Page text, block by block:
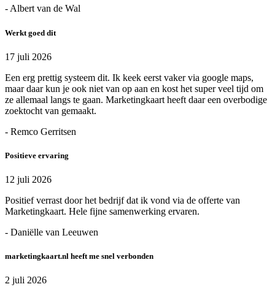
- Albert van de Wal
Werkt goed dit
17 juli 2026
Een erg prettig systeem dit. Ik keek eerst vaker via google maps,
maar daar kun je ook niet van op aan en kost het super veel tijd om
ze allemaal langs te gaan. Marketingkaart heeft daar een overbodige
zoektocht van gemaakt.
- Remco Gerritsen
Positieve ervaring
12 juli 2026
Positief verrast door het bedrijf dat ik vond via de offerte van
Marketingkaart. Hele fijne samenwerking ervaren.
- Daniëlle van Leeuwen
marketingkaart.nl heeft me snel verbonden
2 juli 2026